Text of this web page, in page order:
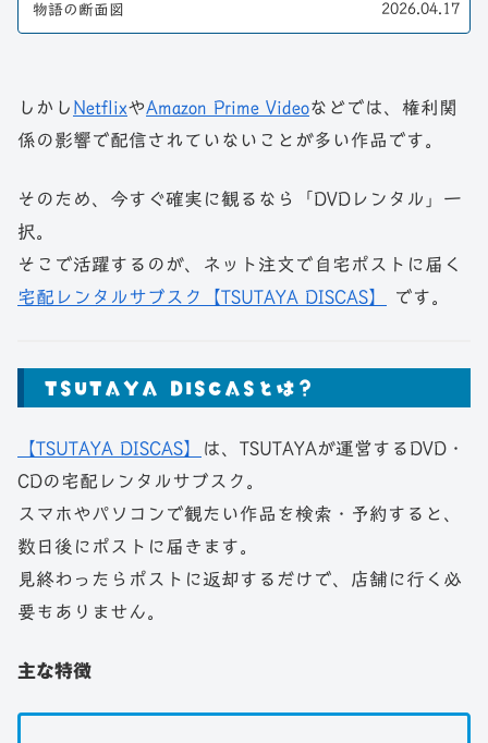
物語の断面図 2026.04.17
しかし NetflixやAmazon Prime Videoなどでは、権利関
係の影響で配信されていないことが多い作品です。
そのため、今すぐ確実に観るなら「DVDレンタル」一
択。
そこで活躍するのが、ネット注文で自宅ポストに届く
宅配レンタルサブスク【TSUTAYA DISCAS】
です。
TSUTAYA DISCASとは？
【TSUTAYA DISCAS】
は、TSUTAYAが運営するDVD・
CDの宅配レンタルサブスク。
スマホやパソコンで観たい作品を検索・予約すると、
数日後にポストに届きます。
見終わったらポストに返却するだけで、店舗に行く必
要もありません。
主な特徴